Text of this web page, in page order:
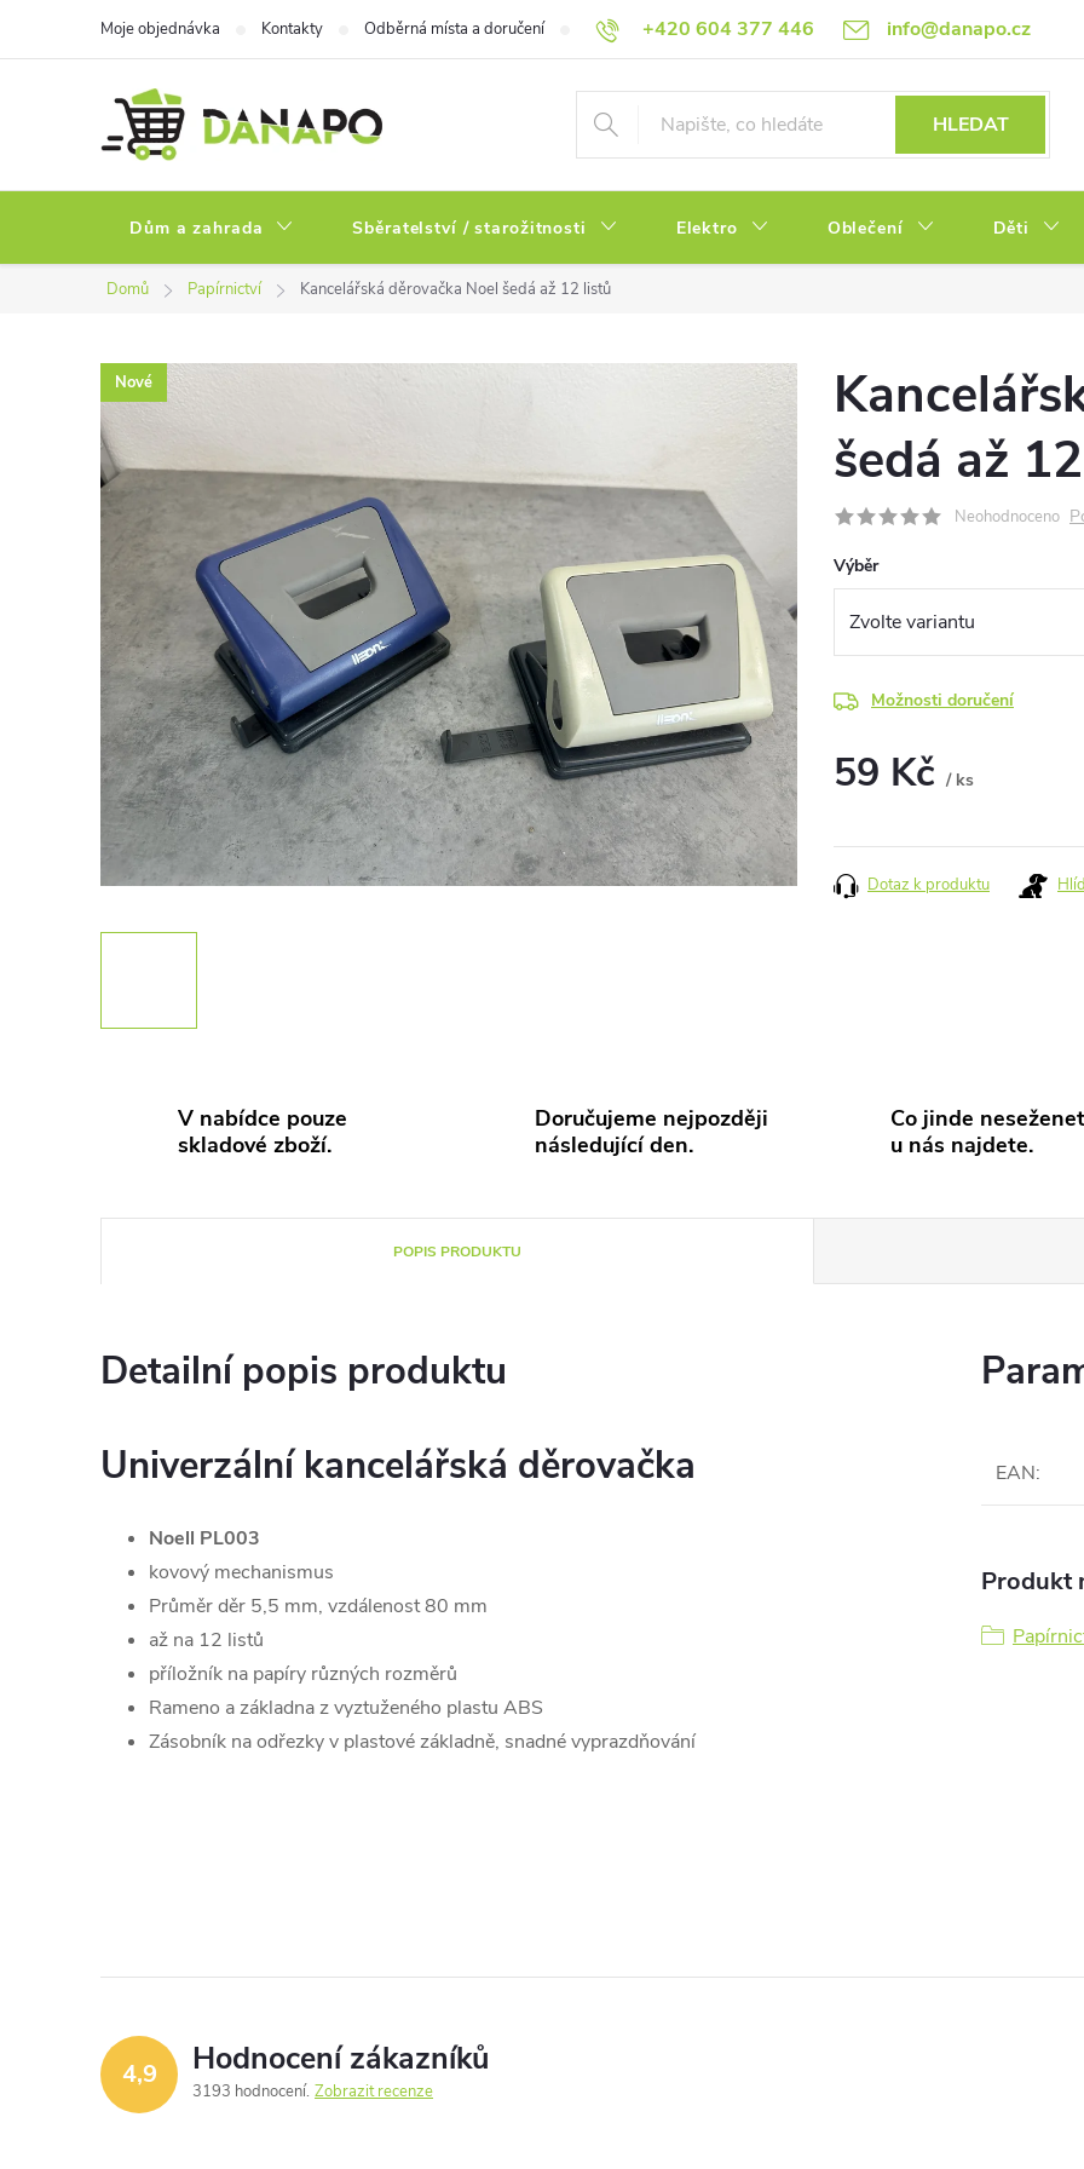
+420 604 377 446 info@danapo.cz
Moje objednávka Kontakty Odběrná místa a doručení Hodnocení obchodu Obchodní podmínky Reklamace a
HLEDAT
Dům a zahrada Sběratelství / starožitnosti Elektro Oblečení Děti
Domů Papírnictví Kancelářská děrovačka Noel šedá až 12 listů
Nové
šedá až
Neohodnoceno
Výběr
Možnosti doručení
59 Kč / ks
Dotaz k produktu
V nabídce pouze
skladové zboží.
Doručujeme nejpozději
následující den.
Co jinde
u nás najdete.
POPIS PRODUKTU
Detailní popis produktu
Univerzální kancelářská děrovačka
Noell PL003
kovový mechanismus
Průměr děr 5,5 mm, vzdálenost 80 mm
až na 12 listů
příložník na papíry různých rozměrů
Rameno a základna z vyztuženého plastu ABS
Zásobník na odřezky v plastové základně, snadné vyprazdňování
EAN:
Produkt
4,9 Hodnocení zákazníků
3193 hodnocení Zobrazit recenze